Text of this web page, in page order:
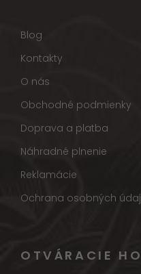
Blog
Kontakty
O nás
Obchodné podmienky
Doprava a platba
Náhradné plnenie
Reklamácie
Ochrana osobných
OTVÁRACIE